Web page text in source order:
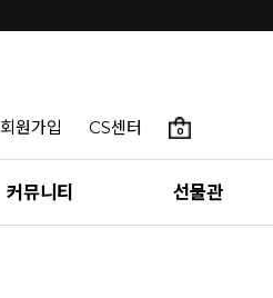
회원가입 CS센터 0
커뮤니티 선물관